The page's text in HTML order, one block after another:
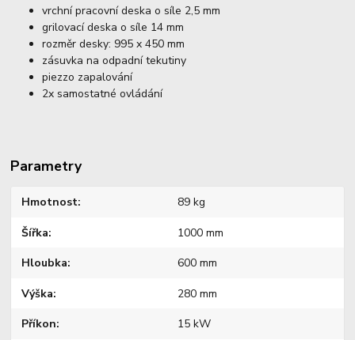
vrchní pracovní deska o síle 2,5 mm
grilovací deska o síle 14 mm
rozměr desky: 995 x 450 mm
zásuvka na odpadní tekutiny
piezzo zapalování
2x samostatné ovládání
Parametry
Hmotnost 89 kg
Šířka 1000 mm
Hloubka 600 mm
Výška 280 mm
Příkon 15 kW